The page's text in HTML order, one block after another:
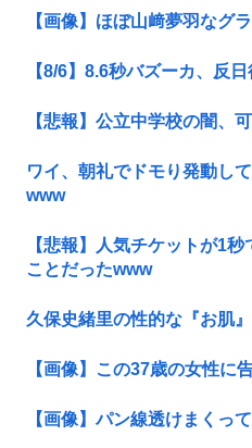
【画像】ほぼ山﨑夢羽なグ
【8/6】8.6秒バズーカ、反
【悲報】公立中学校の闇、
ワイ、朝礼でドモり発動し
www
【悲報】人気チケットが1
ことだったwww
久保史緒里の性的な『お肌
【画像】この37歳の女性に
【画像】パン線透けまくっ